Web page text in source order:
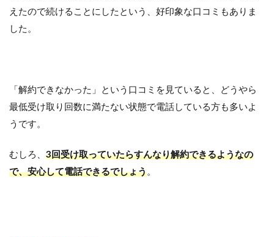
えたので続けることにしたという、好印象な口コミもありま
した。
「解約できなかった」という口コミを見ていると、どうやら
最低受け取り回数に満たない状態で電話している方も多いよ
うです。
むしろ、 3回受け取っていたらすんなり解約できるようなの
で、安心して電話できるでしょう